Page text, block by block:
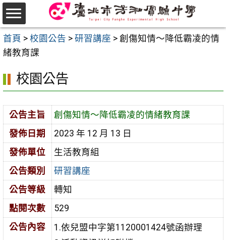
跳
至
主
要
區
首頁 > 校園公告 > 研習講座 > 創傷知情～降低霸凌的情
緒教育課
校園公告
公告主旨
創傷知情～降低霸凌的情緒教育課
發佈日期
2023 年 12 月 13 日
發佈單位
生活教育組
公告類別
研習講座
公告等級
轉知
點閱次數
529
公告內容
1.依兒盟中字第1120001424號函辦理
選
單